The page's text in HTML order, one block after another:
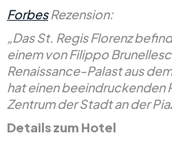
Forbes Rezension:
„Das St. Regis Florenz
einem von Filippo
Renaissance-Palast aus
hat einen beeindruckenden
Zentrum der Stadt an der
Details zum Hotel